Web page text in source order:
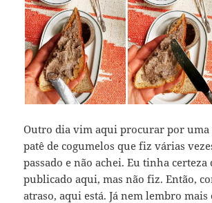
Outro dia vim aqui procurar por uma
patê de cogumelos que fiz várias
passado e não achei. Eu tinha
publicado aqui, mas não fiz. Então,
atraso, aqui está. Já nem lembro mais